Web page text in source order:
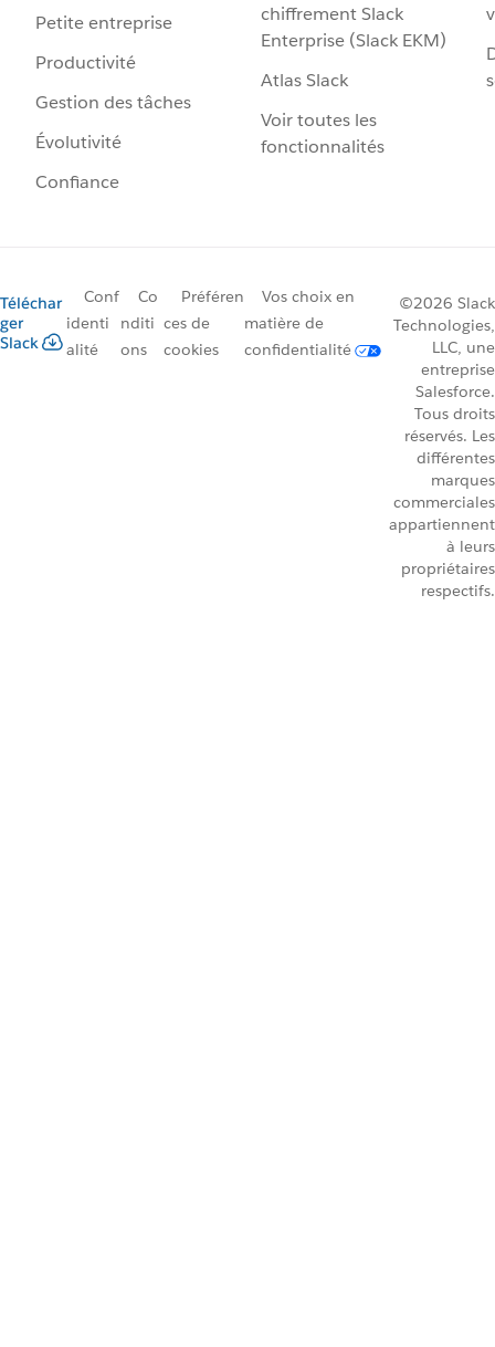
Petite entreprise
Productivité
Gestion des tâches
Évolutivité
Confiance
chiffrement Slack
Enterprise (Slack EKM)
Atlas Slack
Voir toutes les
fonctionnalités
Téléchar
ger
Slack
Conf
identi
alité
Co
nditi
ons
Préféren
ces de
cookies
Vos choix en
matière de
confidentialité
©2026 Slack
Technologies,
LLC, une
entreprise
Salesforce.
Tous droits
réservés. Les
différentes
marques
commerciales
appartiennent
à leurs
propriétaires
respectifs.